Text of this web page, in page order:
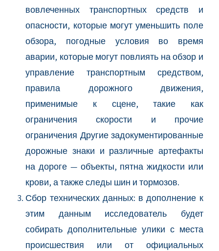
вовлеченных транспортных средств и
опасности, которые могут уменьшить поле
обзора, погодные условия во время
аварии, которые могут повлиять на обзор и
управление транспортным средством,
правила дорожного движения,
применимые к сцене, такие как
ограничения скорости и прочие
ограничения Другие задокументированные
дорожные знаки и различные артефакты
на дороге — объекты, пятна жидкости или
крови, а также следы шин и тормозов.
Сбор технических данных: в дополнение к
этим данным исследователь будет
собирать дополнительные улики с места
происшествия или от официальных